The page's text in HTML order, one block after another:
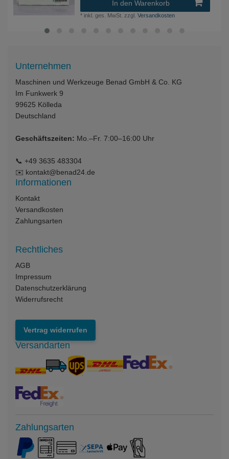
In den Warenkorb
* inkl. ges. MwSt. zzgl.Versandkosten
Unternehmen
Maschinen und Werkzeuge Benad GmbH & Co. KG
Im Funkwerk 9
99625 Kölleda
Deutschland
Geschäftszeiten: Mo.–Fr. 7:00–16:00 Uhr
📞 +49 3635 483304
✉️ kontakt@benad24.de
Informationen
Kontakt
Versandkosten
Zahlungsarten
Rechtliches
AGB
Impressum
Datenschutzerklärung
Widerrufsrecht
Vertrag widerrufen
Versandarten
Zahlungsarten